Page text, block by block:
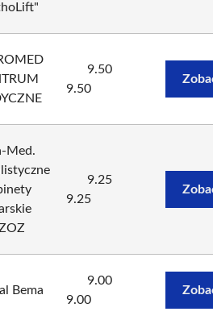
9.50
9.50
Med.
9.25
9.25
Bema
9.00
9.00